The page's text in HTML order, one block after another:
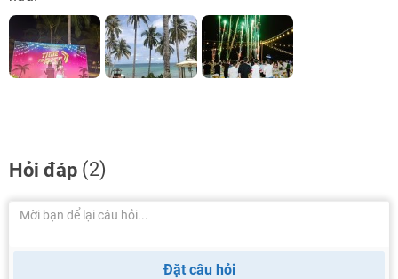
Hỏi đáp (2)
Đặt câu hỏi